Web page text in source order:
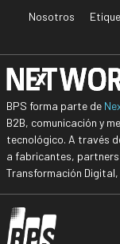
Nosotros
BPS forma parte de
B2B, comunicación y
tecnológico. A través
a fabricantes,
Transformación